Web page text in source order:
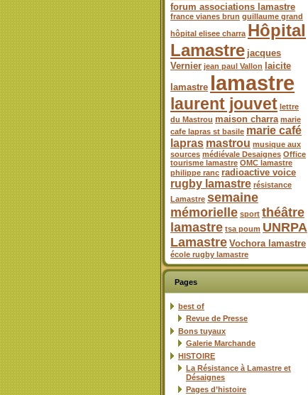
forum associations lamastre
france vianes brun guillaume grand
hôpital elisee charra Hôpital
Lamastre jacques
Vernier jean paul Vallon
laicite
lamastre lamastre
laurent jouvet lettre
du Mastrou maison charra marie
cafe lapras st basile marie café
lapras mastrou musique aux
sources médiévale Desaignes Office
tourisme lamastre OMC lamastre
philippe ranc radioactive voice
rugby lamastre résistance
Lamastre semaine
mémorielle sport théâtre
lamastre tsa poum UNRPA
Lamastre Vochora lamastre
école rugby lamastre
Pages
best of
Revue de Presse
Bons tuyaux
Galerie Marchande
HISTOIRE
La Résistance à Lamastre et
Désaignes
Pages d’histoire